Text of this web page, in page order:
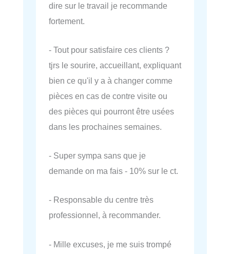
dire sur le travail je recommande
fortement.
- Tout pour satisfaire ces clients ?
tjrs le sourire, accueillant, expliquant
bien ce qu'il y a à changer comme
pièces en cas de contre visite ou
des pièces qui pourront être usées
dans les prochaines semaines.
- Super sympa sans que je
demande on ma fais - 10% sur le ct.
- Responsable du centre très
professionnel, à recommander.
- Mille excuses, je me suis trompé